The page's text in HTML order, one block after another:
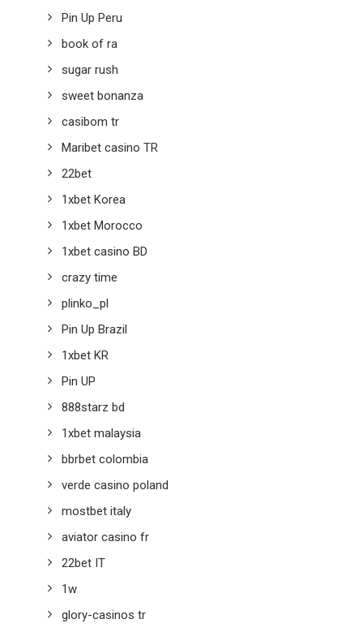
Pin Up Peru
book of ra
sugar rush
sweet bonanza
casibom tr
Maribet casino TR
22bet
1xbet Korea
1xbet Morocco
1xbet casino BD
crazy time
plinko_pl
Pin Up Brazil
1xbet KR
Pin UP
888starz bd
1xbet malaysia
bbrbet colombia
verde casino poland
mostbet italy
aviator casino fr
22bet IT
1w
glory-casinos tr